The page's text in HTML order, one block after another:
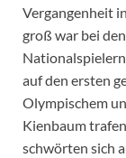
Vergangenheit
groß war bei
auf den ersten
Olympischem
Kienbaum
schwörten sich